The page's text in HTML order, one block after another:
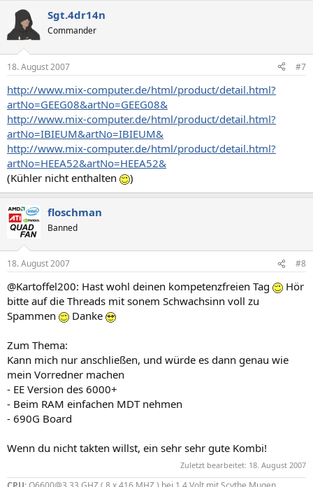
Sgt.4dr14n
Commander
18. August 2007 #7
http://www.mix-computer.de/html/product/detail.html?
artNo=GEEG08&artNo=GEEG08&
http://www.mix-computer.de/html/product/detail.html?
artNo=IBIEUM&artNo=IBIEUM&
http://www.mix-computer.de/html/product/detail.html?
artNo=HEEA52&artNo=HEEA52&
(Kühler nicht enthalten
)
floschman
Banned
18. August 2007 #8
@Kartoffel200: Hast wohl deinen kompetenzfreien Tag
Hör
bitte auf die Threads mit sonem Schwachsinn voll zu
Spammen
Danke
Zum Thema:
Kann mich nur anschließen, und würde es dann genau wie
mein Vorredner machen
- EE Version des 6000+
- Beim RAM einfachen MDT nehmen
- 690G Board
Wenn du nicht takten willst, ein sehr sehr gute Kombi!
Zuletzt bearbeitet: 18. August 2007